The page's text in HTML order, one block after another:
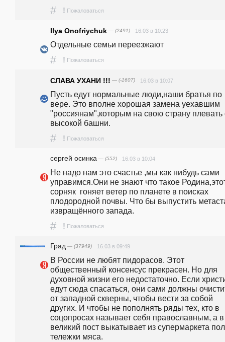
# ! Пожаловаться
Ilya Onofriychuk — (2491) 16.03 в 10:23
Отдельные семьи переезжают
# ! Пожаловаться
СЛАВА УХАНИ !!! — (-1607) 16.03 в 10:07
Пусть едут нормальные люди,наши братья по
вере. Это вполне хорошая замена уехавшим
"россиянам",которым на свою страну плевать
высокой башни.
# ! Пожаловаться
сергей осинка — (552) 16.03 в 10:04
Не надо нам это счастье ,мы как нибудь сами
управимся.Они не знают что такое
сорняк  гоняет ветер по планете в поисках
плодородной почвы. Что бы выпустить
извращённого запада.
# ! Пожаловаться
Град — (37949) 16.03 в 09:49
В России не любят пидорасов. Этот
общественный консенсус прекрасен. Но для
духовной жизни его недостаточно. Если
едут сюда спасаться, они сами должны
от западной скверны, чтобы вести за собой
других. И чтобы не пополнять ряды тех, кто в
соцопросах называет себя православным, а в
великий пост выкатывает из супермаркета
тележки мяса.